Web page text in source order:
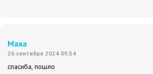
Маха
26 сентября 2024 09:54
спасиба, пошло